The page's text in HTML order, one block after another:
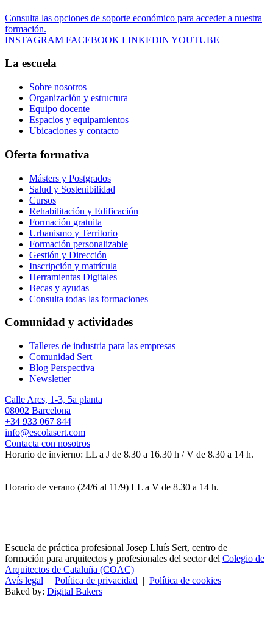
Consulta las opciones de soporte económico para acceder a nuestra
formación.
INSTAGRAM FACEBOOK LINKEDIN YOUTUBE
La escuela
Sobre nosotros
Organización y estructura
Equipo docente
Espacios y equipamientos
Ubicaciones y contacto
Oferta formativa
Másters y Postgrados
Salud y Sostenibilidad
Cursos
Rehabilitación y Edificación
Formación gratuita
Urbanismo y Territorio
Formación personalizable
Gestión y Dirección
Inscripción y matrícula
Herramientas Digitales
Becas y ayudas
Consulta todas las formaciones
Comunidad y actividades
Talleres de industria para las empresas
Comunidad Sert
Blog Perspectiva
Newsletter
Calle Arcs, 1-3, 5a planta
08002 Barcelona
+34 933 067 844
info@escolasert.com
Contacta con nosotros
Horario de invierno: LL a J de 8.30 a 16.30 h / V de 8.30 a 14 h.
Horario de verano (24/6 al 11/9) LL a V de 8.30 a 14 h.
Escuela de práctica profesional Josep Lluís Sert, centro de
formación para arquitectos y profesionales del sector del Colegio de
Arquitectos de Cataluña (COAC)
Avís legal | Política de privacidad | Política de cookies
Baked by: Digital Bakers